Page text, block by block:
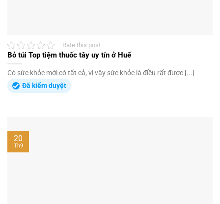
Rate this post
Bỏ túi Top tiệm thuốc tây uy tín ở Huế
Có sức khỏe mới có tất cả, vì vậy sức khỏe là điều rất được [...]
Đã kiểm duyệt
20
Th9